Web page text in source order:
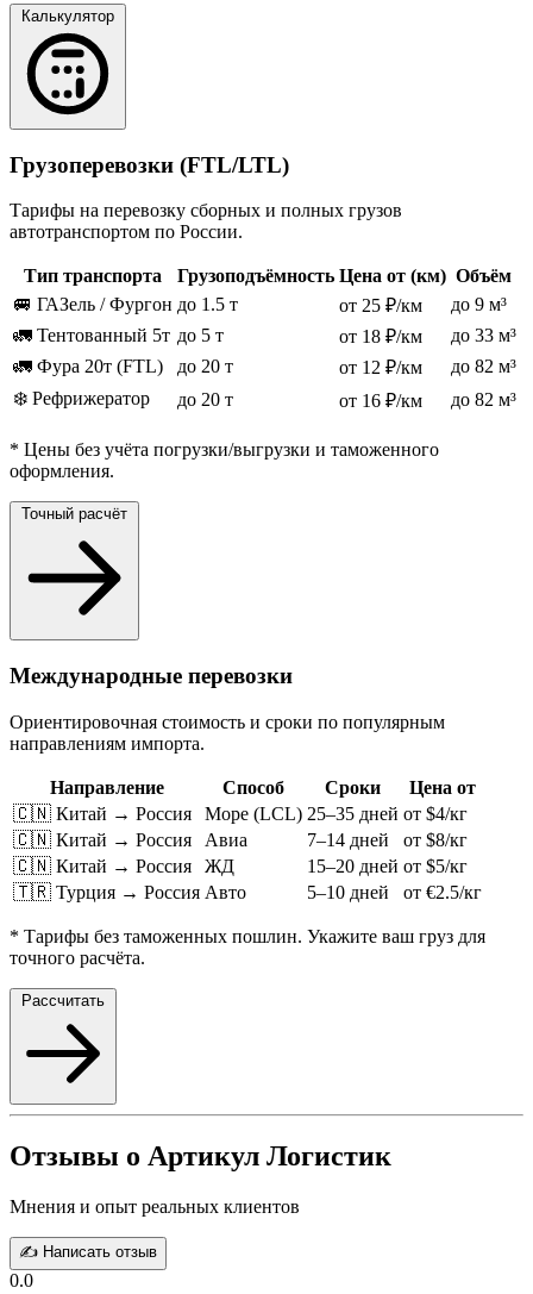
Калькулятор
Грузоперевозки (FTL/LTL)
Тарифы на перевозку сборных и полных грузов
автотранспортом по России.
Тип транспорта Грузоподъёмность Цена от (км) Объём
🚐 ГАЗель / Фургон до 1.5 т от 25 ₽/км
до 9 м³
🚛 Тентованный 5т до 5 т от 18 ₽/км
до 33 м³
🚛 Фура 20т (FTL)
до 20 т от 12 ₽/км
до 82 м³
❄️ Рефрижератор
до 20 т от 16 ₽/км до 82 м³
* Цены без учёта погрузки/выгрузки и таможенного
оформления.
Точный расчёт
Международные перевозки
Ориентировочная стоимость и сроки по популярным
направлениям импорта.
Направление Способ Сроки
Цена от
🇨🇳 Китай → Россия
Море (LCL) 25–35 дней от $4/кг
🇨🇳 Китай → Россия
Авиа 7–14 дней
от $8/кг
🇨🇳 Китай → Россия
ЖД 15–20 дней от $5/кг
🇹🇷 Турция → Россия Авто 5–10 дней от €2.5/кг
* Тарифы без таможенных пошлин. Укажите ваш груз для
точного расчёта.
Рассчитать
Отзывы о Артикул Логистик
Мнения и опыт реальных клиентов
✍️ Написать отзыв
0.0